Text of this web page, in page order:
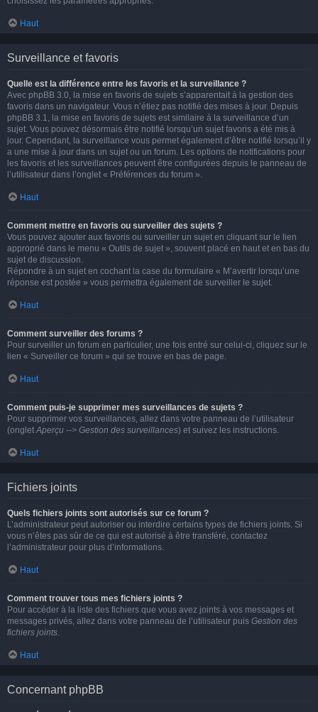
Haut
Surveillance et favoris
Quelle est la différence entre les favoris et la surveillance ?
Avec phpBB 3.0, la mise en favoris de sujets s’apparentait à la gestion des
favoris dans un navigateur. Vous n’étiez pas notifié des mises à jour. Depuis
phpBB 3.1, la mise en favoris de sujets est similaire à la surveillance d’un
sujet. Vous pouvez désormais être notifié lorsqu’un sujet favoris a été mis à
jour. Cependant, la surveillance vous permet également d’être notifié lorsqu’il y
a une mise à jour dans un sujet ou un forum. Les options de notifications pour
les favoris et les surveillances peuvent être configurées depuis le panneau de
l’utilisateur dans l’onglet « Préférences du forum ».
Haut
Comment mettre en favoris ou surveiller des sujets ?
Vous pouvez ajouter aux favoris ou surveiller un sujet en cliquant sur le lien
approprié dans le menu « Outils de sujet », souvent placé en haut et en bas du
sujet de discussion.
Répondre à un sujet en cochant la case du formulaire « M’avertir lorsqu’une
réponse est postée » vous permettra également de surveiller le sujet.
Haut
Comment surveiller des forums ?
Pour surveiller un forum en particulier, une fois entré sur celui-ci, cliquez sur le
lien « Surveiller ce forum » qui se trouve en bas de page.
Haut
Comment puis-je supprimer mes surveillances de sujets ?
Pour supprimer vos surveillances, allez dans votre panneau de l’utilisateur
(ongletAperçu --> Gestion des surveillances) et suivez les instructions.
Haut
Fichiers joints
Quels fichiers joints sont autorisés sur ce forum ?
L’administrateur peut autoriser ou interdire certains types de fichiers joints. Si
vous n’êtes pas sûr de ce qui est autorisé à être transféré, contactez
l’administrateur pour plus d’informations.
Haut
Comment trouver tous mes fichiers joints ?
Pour accéder à la liste des fichiers que vous avez joints à vos messages et
messages privés, allez dans votre panneau de l’utilisateur puis Gestion des
fichiers joints.
Haut
Concernant phpBB